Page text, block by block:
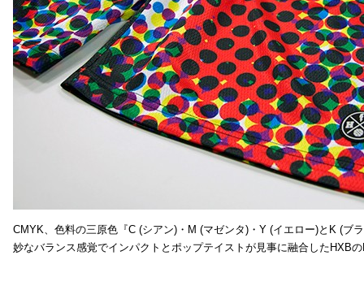
CMYK、色料の三原色『C (シアン)・M (マゼンタ)・Y (イエロー)とK (ブ
妙なバランス感覚でインパクトとポップテイストが見事に融合したHXB